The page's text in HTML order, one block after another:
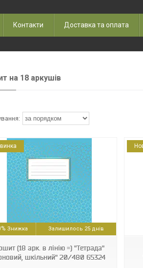
Контакти Доставка та оплата
на 18 аркушів
Залишилось 25 днів
(18 арк. в лінію =) "Тетрада"
шкільний" 20/480 65324
4820049490046